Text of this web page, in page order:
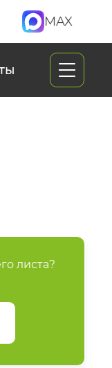
MAX
листа?